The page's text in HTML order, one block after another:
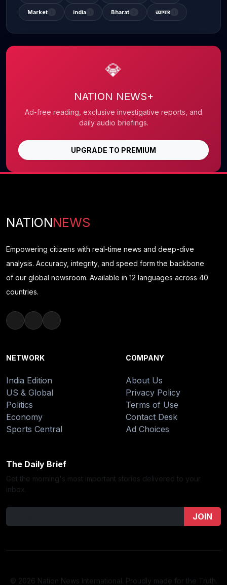
Market india Bharat व्यापार
💎
NATION NEWS+
Ad-free reading, exclusive investigative reports, and
daily audio briefings.
UPGRADE TO PREMIUM
NATIONNEWS
Empowering citizens with real-time news and deep-dive
analysis. Accuracy, integrity, and speed form the backbone
of our global newsroom. Available in 12 languages across 40
countries.
NETWORK
India Edition
US & Global
Politics
Economy
Sports Central
COMPANY
About Us
Privacy Policy
Terms of Use
Contact Desk
Ad Choices
The Daily Brief
Get the morning's most important stories delivered to your
inbox.
JOIN
© 2026 Nation News International. Proudly made for the Truth.